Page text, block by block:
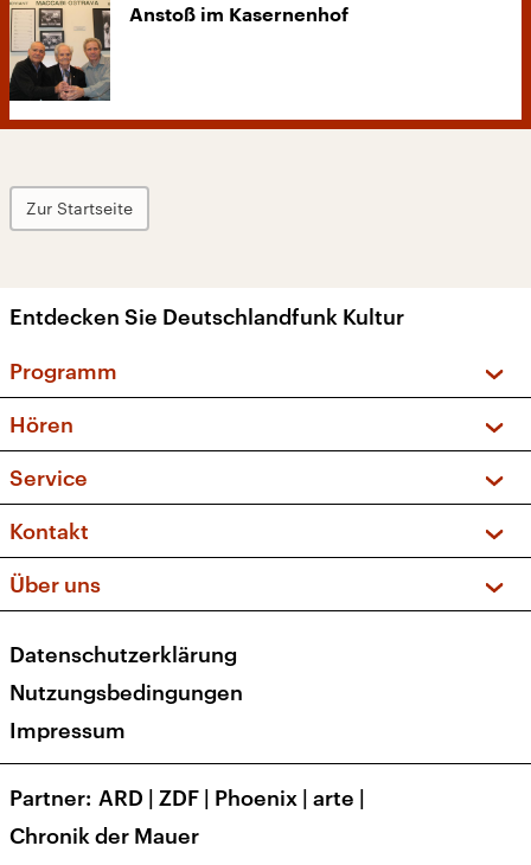
Anstoß im Kasernenhof
Zur Startseite
Entdecken Sie Deutschlandfunk Kultur
Programm
Sendungen und Podcasts
Musikliste
Kakadu – Das Kinderprogramm
Hören
Frequenzen (UKW + DAB+)
Service
FAQ
Apps
Newsletter
Veranstaltungen
Kontakt
Social Media
Über uns
Presse
Karriere
Transparenz
Datenschutzerklärung
Nutzungsbedingungen
Impressum
Partner ARD | ZDF | Phoenix | arte |
Chronik der Mauer